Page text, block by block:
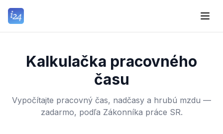
Kalkulačka pracovného
času
Vypočítajte pracovný čas, nadčasy a hrubú mzdu —
zadarmo, podľa Zákonníka práce SR.